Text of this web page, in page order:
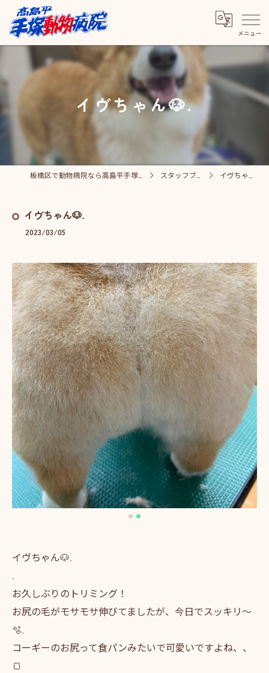
イヴちゃん🐶.
スタッフブログ イヴちゃん🐶.
イヴちゃん🐶.
2023/03/05
イヴちゃん🐶.
.
お久しぶりのトリミング！
お尻の毛がモサモサ伸びてましたが、今日でスッキリ〜
🫧.
コーギーのお尻って食パンみたいで可愛いですよね、、
🍞